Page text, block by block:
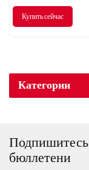
Mercedes-Benz Vito
представляет собой
Купить сейчас
Категории
бюллетени